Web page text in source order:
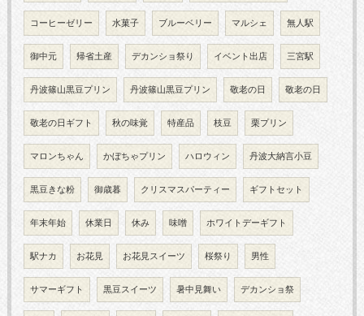
コーヒーゼリー 水菓子 ブルーベリー マルシェ 無人駅
御中元 帰省土産 デカンショ祭り イベント出店 三宮駅
丹波篠山黒豆プリン 丹波篠山黒豆プリン 敬老の日 敬老の日
敬老の日ギフト 秋の味覚 特産品 枝豆 栗プリン
マロンちゃん かぼちゃプリン ハロウィン 丹波大納言小豆
黒豆きな粉 御歳暮 クリスマスパーティー ギフトセット
年末年始 休業日 休み 味噌 ホワイトデーギフト
駅ナカ お花見 お花見スイーツ 桜祭り 男性
サマーギフト 黒豆スイーツ 暑中見舞い デカンショ祭